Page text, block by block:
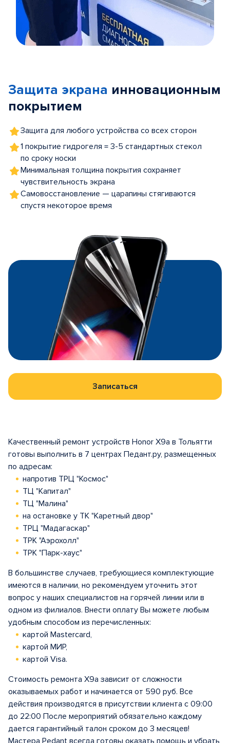
5
Защита экрана инновационным
покрытием
Защита для любого устройства со всех сторон
1 покрытие гидрогеля = 3-5 стандартных стекол
по сроку носки
Минимальная толщина покрытия сохраняет
чувствительность экрана
Самовосстановление — царапины стягиваются
спустя некоторое время
Записаться
Качественный ремонт устройств Honor X9a в Тольятти
готовы выполнить в 7 центрах Педант.ру, размещенных
по адресам:
напротив ТРЦ "Космос"
ТЦ "Капитал"
ТЦ "Малина"
на остановке у ТК "Каретный двор"
ТРЦ "Мадагаскар"
ТРК "Аэрохолл"
ТРК "Парк-хаус"
В большинстве случаев, требующиеся комплектующие
имеются в наличии, но рекомендуем уточнить этот
вопрос у наших специалистов на горячей линии или в
одном из филиалов. Внести оплату Вы можете любым
удобным способом из перечисленных:
картой Mastercard,
картой МИР,
картой Visa.
Стоимость ремонта X9a зависит от сложности
оказываемых работ и начинается от 590 руб. Все
действия производятся в присутствии клиента с 09:00
до 22:00 После мероприятий обязательно каждому
дается гарантийный талон сроком до 3 месяцев!
Мастера Pedant всегда готовы оказать помощь и убрать